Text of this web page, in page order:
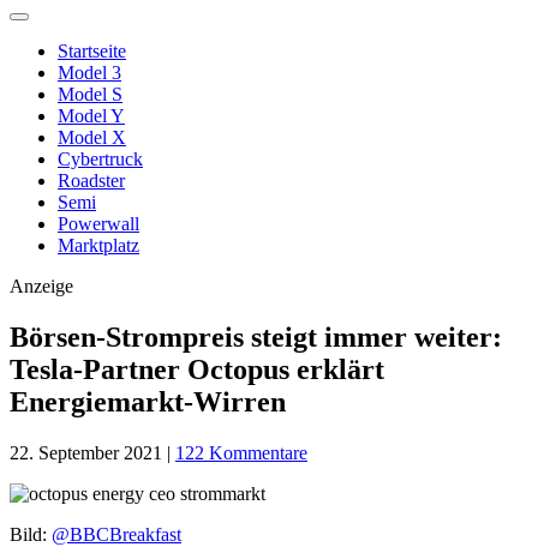
Startseite
Model 3
Model S
Model Y
Model X
Cybertruck
Roadster
Semi
Powerwall
Marktplatz
Anzeige
Börsen-Strompreis steigt immer weiter:
Tesla-Partner Octopus erklärt
Energiemarkt-Wirren
22. September 2021 | 122 Kommentare
Bild: @BBCBreakfast